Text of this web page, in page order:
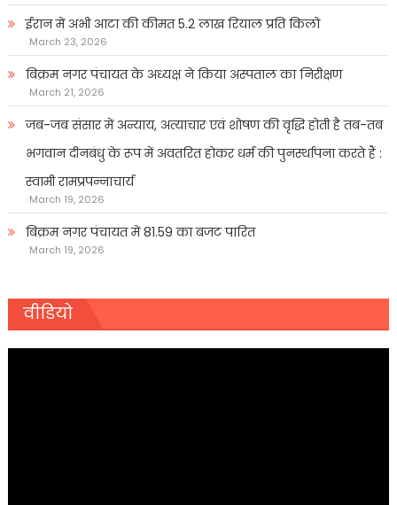
ईरान में अभी आटा की कीमत 5.2 लाख रियाल प्रति किलो
March 23, 2026
बिक्रम नगर पंचायत के अध्यक्ष ने किया अस्पताल का निरीक्षण
March 21, 2026
जब-जब संसार में अन्याय, अत्याचार एवं शोषण की वृद्धि होती है तब-तब
भगवान दीनबंधु के रूप में अवतरित होकर धर्म की पुनर्स्थापना करते हैं :
स्वामी रामप्रपन्नाचार्य
March 19, 2026
बिक्रम नगर पंचायत में 81.59 का बजट पारित
March 19, 2026
वीडियो